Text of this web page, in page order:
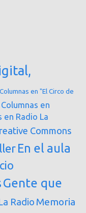
Columnas en "El Circo de
Columnas en
en Radio La
Commons
En el aula
Gente que
Radio Memoria